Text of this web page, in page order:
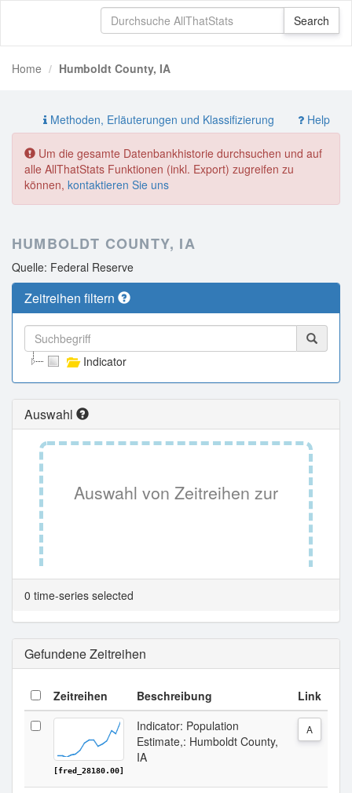
Home Humboldt County, IA
Methoden, Erläuterungen und Klassifizierung Help
Um die gesamte Datenbankhistorie durchsuchen und auf
alle AllThatStats Funktionen (inkl. Export) zugreifen zu
können, kontaktieren Sie uns
HUMBOLDT COUNTY, IA
Quelle: Federal Reserve
Zeitreihen filtern
Indicator
Auswahl
Auswahl von Zeitreihen zur
Tabellenansicht.
0 time-series selected
Gefundene Zeitreihen
Zeitreihen Beschreibung Link
[fred_28180.00]
Indicator: Population
Estimate,: Humboldt County,
IA
A